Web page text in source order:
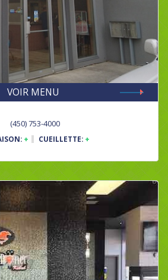
VOIR MENU
(450) 753-4000
+ CUEILLETTE: +